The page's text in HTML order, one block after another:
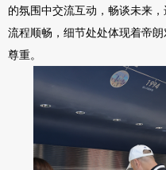
的氛围中交流互动，畅谈未来
流程顺畅，细节处处体现着帝
尊重。